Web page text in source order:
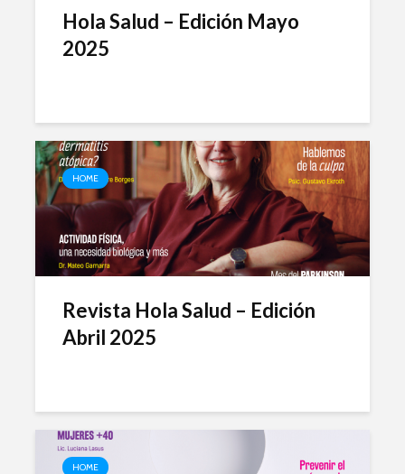
Hola Salud – Edición Mayo
2025
HOME
Revista Hola Salud – Edición
Abril 2025
HOME